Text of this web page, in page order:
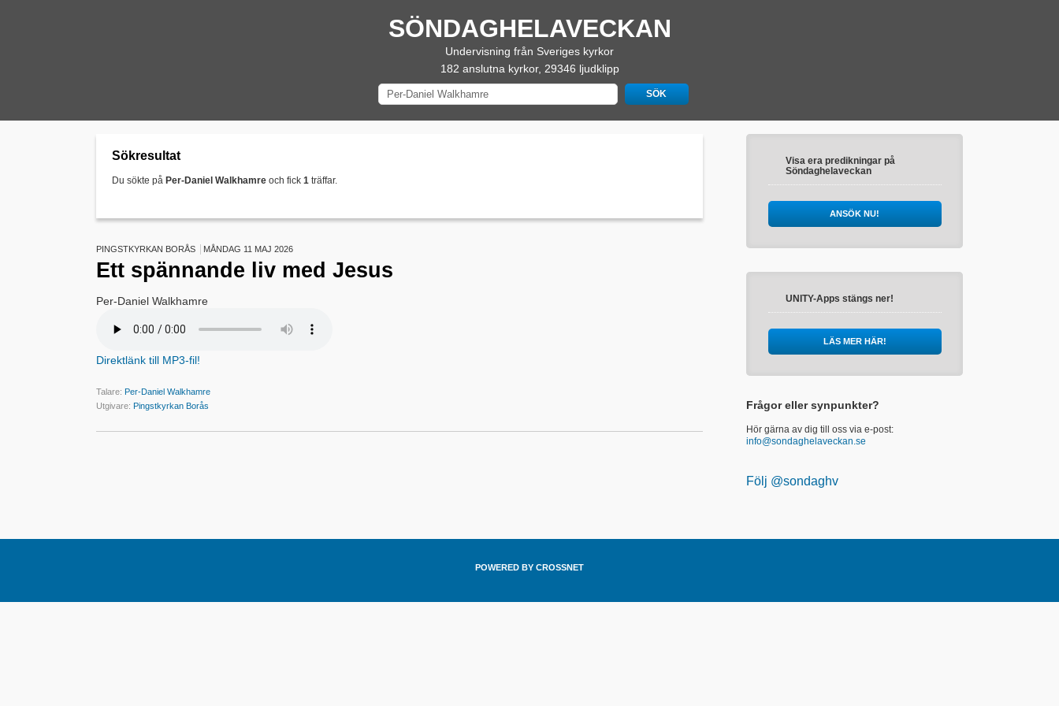
SÖNDAGHELAVECKAN
Undervisning från Sveriges kyrkor
182 anslutna kyrkor, 29346 ljudklipp
Sökresultat
Du sökte på Per-Daniel Walkhamre och fick 1 träffar.
PINGSTKYRKAN BORÅS MÅNDAG 11 MAJ 2026
Ett spännande liv med Jesus
Per-Daniel Walkhamre
Direktlänk till MP3-fil!
Talare: Per-Daniel Walkhamre
Utgivare: Pingstkyrkan Borås
Visa era predikningar på
Söndaghelaveckan
ANSÖK NU!
UNITY-Apps stängs ner!
LÄS MER HÄR!
Frågor eller synpunkter?
Hör gärna av dig till oss via e-post:
info@sondaghelaveckan.se
Följ @sondaghv
POWERED BY CROSSNET